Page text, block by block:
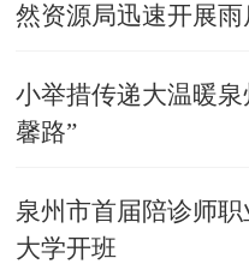
然资源局迅速开展
小举措传递大温暖
馨路”
泉州市首届陪诊师
大学开班